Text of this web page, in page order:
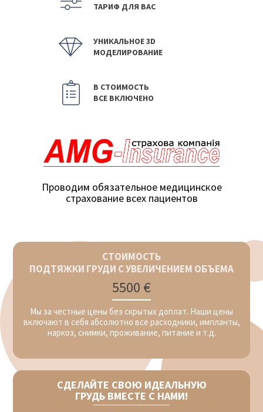
ТАРИФ ДЛЯ ВАС
УНИКАЛЬНОЕ 3D
МОДЕЛИРОВАНИЕ
В СТОИМОСТЬ
ВСЕ ВКЛЮЧЕНО
Проводим обязательное медицинское
страхование всех пациентов
СТОИМОСТЬ
ПОДТЯЖКИ ГРУДИ С УВЕЛИЧЕНИЕМ ОБЪЕМА
5500 €
Мы за честные цены без скрытых доплат. Наши цены
включают в себя абсолютно все расходники, импланты,
наркоз, снимки, проживание, питание и т.д.
СДЕЛАЙТЕ СВОЮ ИДЕАЛЬНУЮ
ГРУДЬ ВМЕСТЕ С НАМИ!